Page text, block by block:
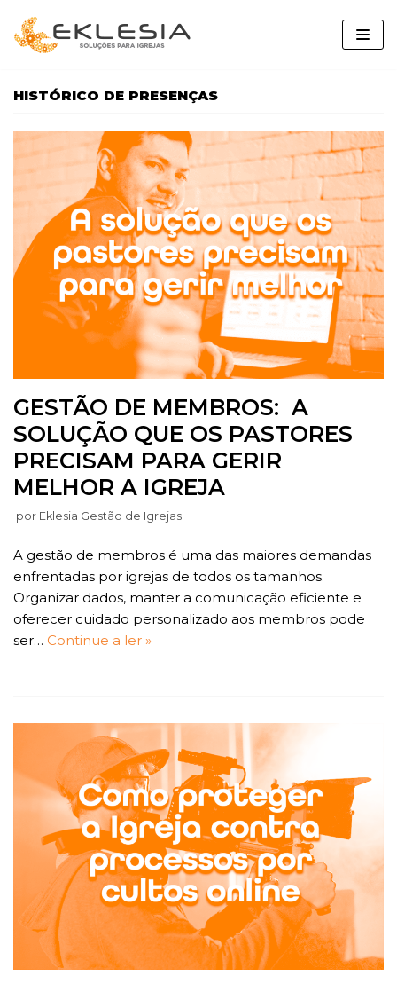
Pular
para
HISTÓRICO DE PRESENÇAS
GESTÃO DE MEMBROS: A
SOLUÇÃO QUE OS PASTORES
PRECISAM PARA GERIR
MELHOR A IGREJA
por Eklesia Gestão de Igrejas
A gestão de membros é uma das maiores demandas
enfrentadas por igrejas de todos os tamanhos.
Organizar dados, manter a comunicação eficiente e
oferecer cuidado personalizado aos membros pode
ser… Continue a ler »